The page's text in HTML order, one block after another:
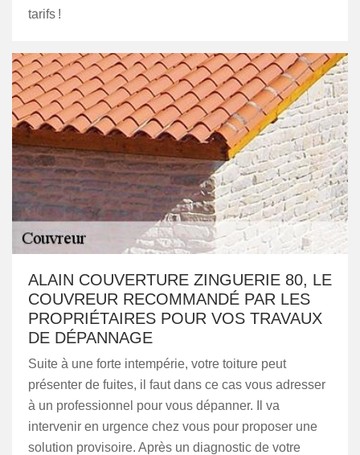
tarifs !
ALAIN COUVERTURE ZINGUERIE 80, LE
COUVREUR RECOMMANDÉ PAR LES
PROPRIÉTAIRES POUR VOS TRAVAUX
DE DÉPANNAGE
Suite à une forte intempérie, votre toiture peut
présenter de fuites, il faut dans ce cas vous adresser
à un professionnel pour vous dépanner. Il va
intervenir en urgence chez vous pour proposer une
solution provisoire. Après un diagnostic de votre